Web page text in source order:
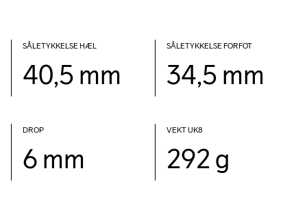
SÅLETYKKELSE HÆL
40,5 mm
SÅLETYKKELSE FORFOT
34,5 mm
DROP
6 mm
VEKT UK8
292 g